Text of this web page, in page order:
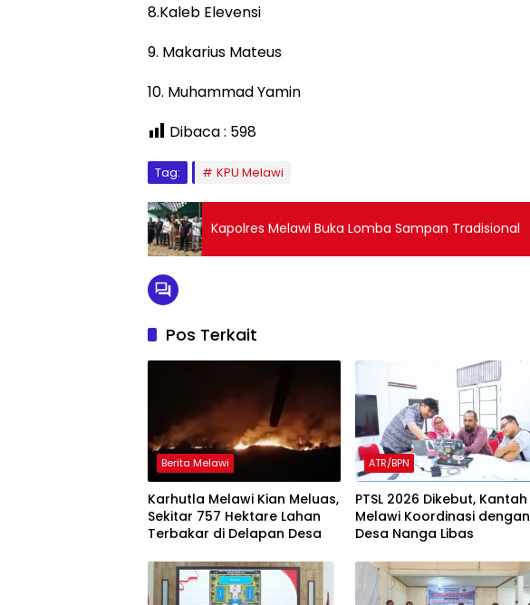
8.Kaleb Elevensi
9. Makarius Mateus
10. Muhammad Yamin
Dibaca : 598
Tag: KPU Melawi
Kapolres Melawi Buka Lomba Sampan Tradisional
Pos Terkait
Berita Melawi
Karhutla Melawi Kian Meluas,
Sekitar 757 Hektare Lahan
Terbakar di Delapan Desa
ATR/BPN
PTSL 2026 Dikebut, Kantah
Melawi Koordinasi dengan
Desa Nanga Libas